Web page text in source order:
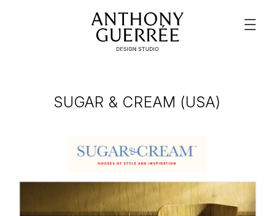
SUGAR & CREAM (USA)